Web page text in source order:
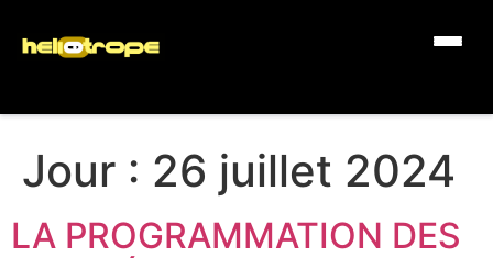
Jour : 26 juillet 2024
LA PROGRAMMATION DES